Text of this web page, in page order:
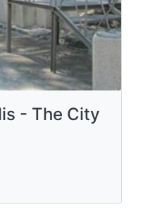
- The City